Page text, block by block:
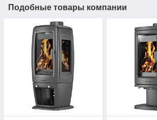
Подобные товары компании